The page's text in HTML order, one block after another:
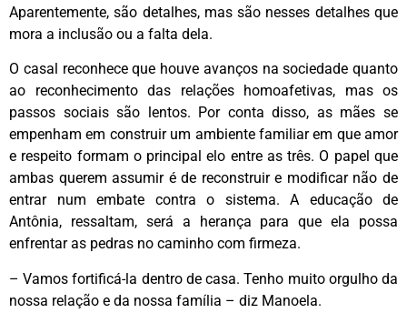
Aparentemente, são detalhes, mas são nesses detalhes que
mora a inclusão ou a falta dela.
O casal reconhece que houve avanços na sociedade quanto
ao reconhecimento das relações homoafetivas, mas os
passos sociais são lentos. Por conta disso, as mães se
empenham em construir um ambiente familiar em que amor
e respeito formam o principal elo entre as três. O papel que
ambas querem assumir é de reconstruir e modificar não de
entrar num embate contra o sistema. A educação de
Antônia, ressaltam, será a herança para que ela possa
enfrentar as pedras no caminho com firmeza.
– Vamos fortificá-la dentro de casa. Tenho muito orgulho da
nossa relação e da nossa família – diz Manoela.